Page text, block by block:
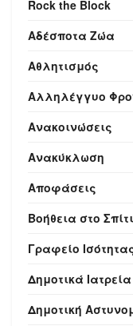
Rock the Block
Αδέσποτα Ζώα
Αθλητισμός
Αλληλέγγυο
Ανακοινώσεις
Ανακύκλωση
Αποφάσεις
Βοήθεια στο Σπίτι
Γραφείο
Δημοτικά
Δημοτική